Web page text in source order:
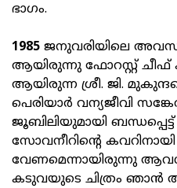
ഭാഗം.
1985 ജനുവരിയിലെ
ആയിരുന്നു ഫോറസ്റ്റ്
ആയിരുന്ന ശ്രീ. ജി.
പെരിയാർ വന്യജീവി
ജൂബിലിയുമായി
സോവനീറിന്‍റെ
വേണമെന്നായിരുന്നു
കടുവയുടെ ചിത്രം ഞാൻ